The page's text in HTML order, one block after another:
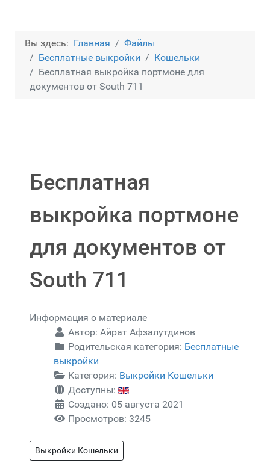
Вы здесь: Главная
Файлы
Бесплатные выкройки
Кошельки
Бесплатная выкройка портмоне для
документов от South 711
Бесплатная
выкройка портмоне
для документов от
South 711
Информация о материале
Автор: Айрат Афзалутдинов
Родительская категория: Бесплатные
выкройки
Категория: Выкройки Кошельки
Доступны:
Создано: 05 августа 2021
Просмотров: 3245
Выкройки Кошельки